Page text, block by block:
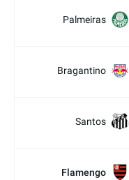
Palmeiras
Bragantino
Santos
Flamengo